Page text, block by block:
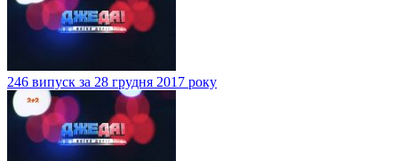
246 випуск за 28 грудня 2017 року